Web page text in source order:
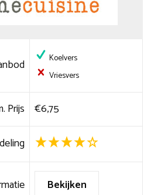
Koelvers
Vriesvers
Prijs €6,75
Bekijken